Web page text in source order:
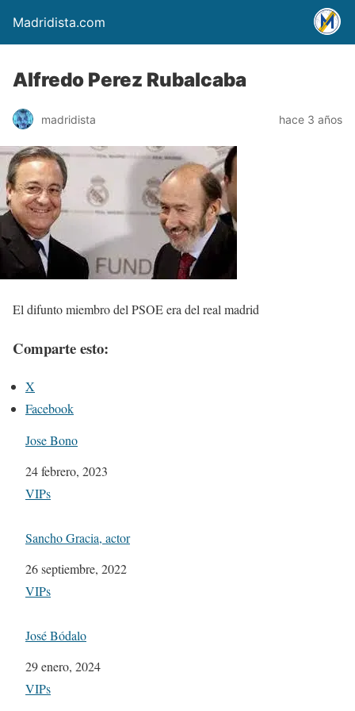
Madridista.com
Alfredo Perez Rubalcaba
madridista hace 3 años
El difunto miembro del PSOE era del real madrid
Comparte esto:
X
Facebook
Jose Bono
Fecha
24 febrero, 2023
Respecto a
VIPs
Sancho Gracia, actor
Fecha
26 septiembre, 2022
Respecto a
VIPs
José Bódalo
Fecha
29 enero, 2024
Respecto a
VIPs